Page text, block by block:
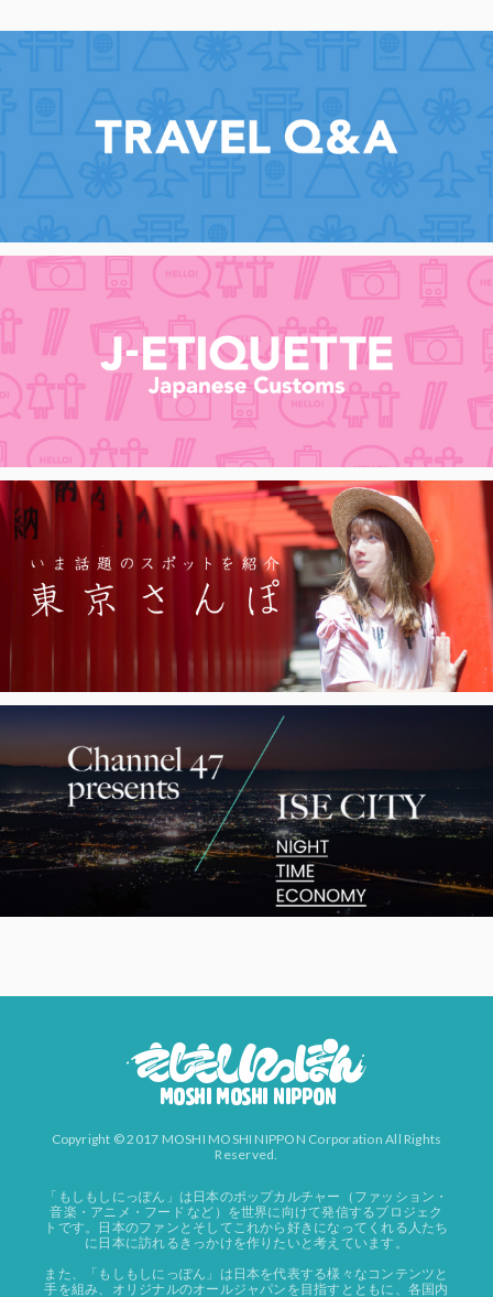
Copyright © 2017 MOSHI MOSHI NIPPON Corporation All Rights
Reserved.
「もしもしにっぽん」は日本のポップカルチャー（ファッション・
音楽・アニメ・フード など）を世界に向けて発信するプロジェク
トです。日本のファンとそしてこれから好きになってくれる人たち
に日本に訪れるきっかけを作りたいと考えています。
また、「もしもしにっぽん」は日本を代表する様々なコンテンツと
手を組み、オリジナルのオールジャパンを目指すとともに、各国内